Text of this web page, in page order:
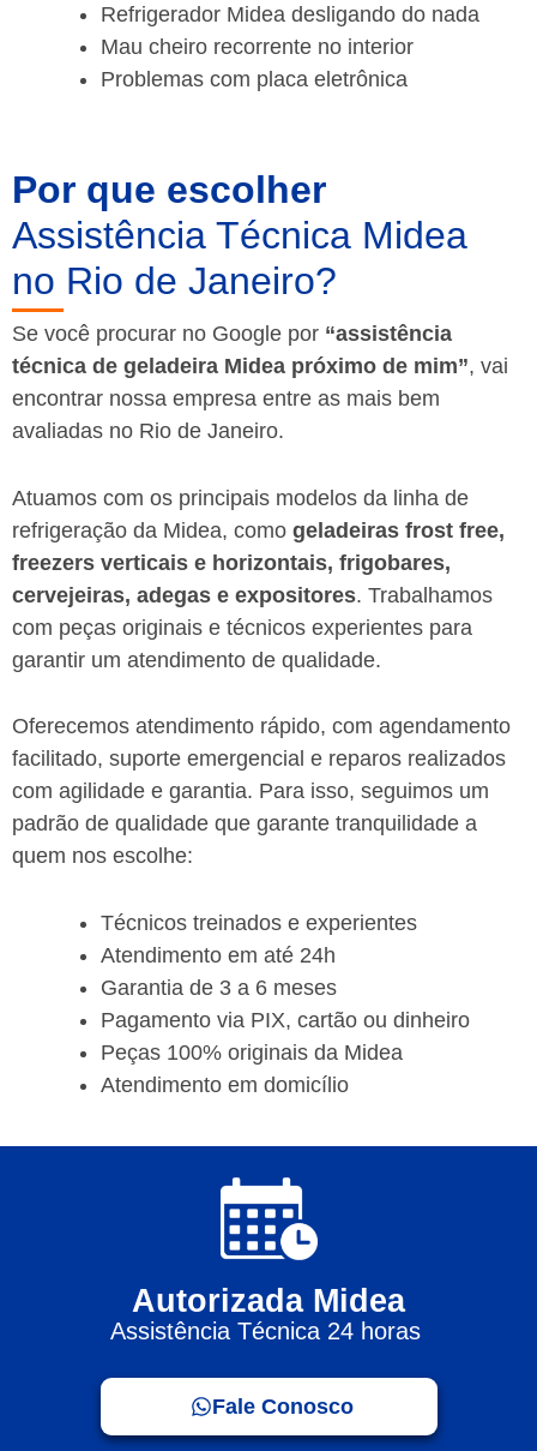
Refrigerador Midea desligando do nada
Mau cheiro recorrente no interior
Problemas com placa eletrônica
Por que escolher
Assistência Técnica Midea
no Rio de Janeiro?
Se você procurar no Google por “assistência
técnica de geladeira Midea próximo de mim”, vai
encontrar nossa empresa entre as mais bem
avaliadas no Rio de Janeiro.
Atuamos com os principais modelos da linha de
refrigeração da Midea, como geladeiras frost free,
freezers verticais e horizontais, frigobares,
cervejeiras, adegas e expositores. Trabalhamos
com peças originais e técnicos experientes para
garantir um atendimento de qualidade.
Oferecemos atendimento rápido, com agendamento
facilitado, suporte emergencial e reparos realizados
com agilidade e garantia. Para isso, seguimos um
padrão de qualidade que garante tranquilidade a
quem nos escolhe:
Técnicos treinados e experientes
Atendimento em até 24h
Garantia de 3 a 6 meses
Pagamento via PIX, cartão ou dinheiro
Peças 100% originais da Midea
Atendimento em domicílio
Autorizada Midea
Assistência Técnica 24 horas
Fale Conosco